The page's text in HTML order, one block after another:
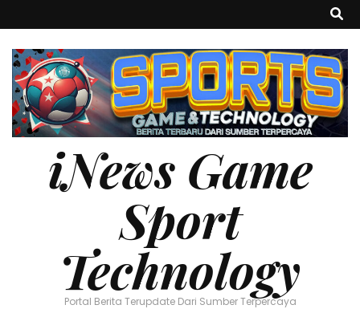
iNews Game
Sport
Technology
Portal Berita Terupdate Dari Sumber Terpercaya